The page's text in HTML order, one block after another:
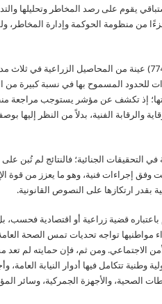
يقوم على رصد المخاطر وتحليلها
من منظومة الحوكمة وإدارة المخاطر،
وتشير البيانات المنشورة إلى أن الفحوصات شملت (774) عينة من المحاصيل
للحدود المسموح بها في نسبة كبيرة من
إذ تكشف عن مؤشر يستوجب مراجعة
والرقابة الفنية، بدلاً من النظر إليها
التحقيقات الجنائية؛ فالنتائج لم تُبن
إجراءات فنية، وهو ما يعزز من قوة
بقدر ارتكازها على النصوص القانونية.
باعتباره قضية زراعية أو اقتصادية
مواطنيها تواجه تحديات تمس الصحة
الاجتماعي. ومن ثم، فإن حمايته لم تعد
وطنية تتكامل فيها أدوار النيابة العامة،
الصحية، والأجهزة الجمركية، وسائر